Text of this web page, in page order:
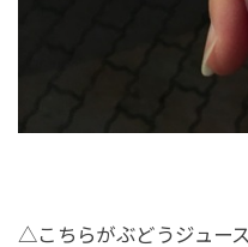
△こちらがぶどうジュー